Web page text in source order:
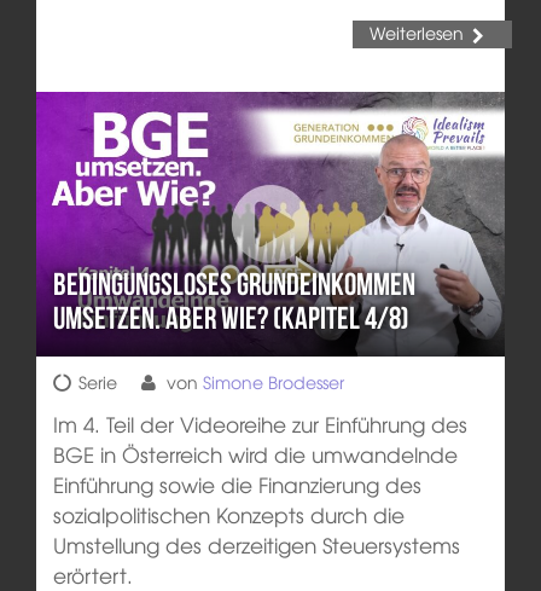
Weiterlesen
Bedingungsloses Grundeinkommen
umsetzen. Aber wie? (Kapitel 4/8)
Serie von Simone Brodesser
Im 4. Teil der Videoreihe zur Einführung des
BGE in Österreich wird die umwandelnde
Einführung sowie die Finanzierung des
sozialpolitischen Konzepts durch die
Umstellung des derzeitigen Steuersystems
erörtert.